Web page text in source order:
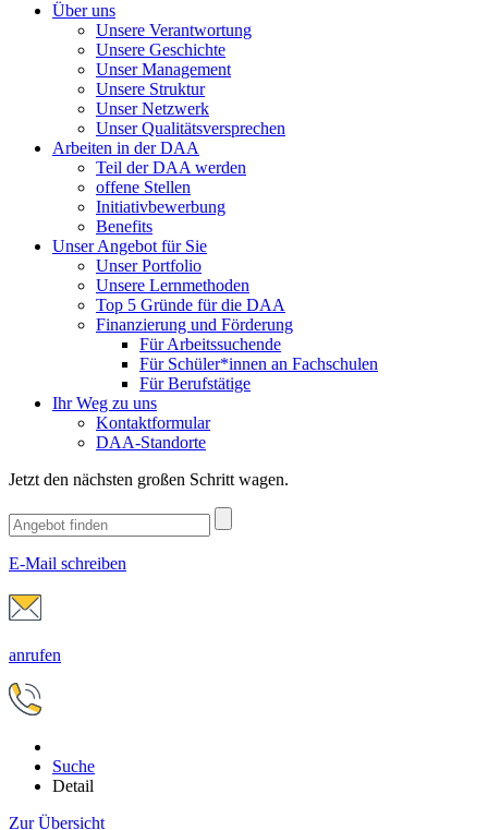
Über uns
Unsere Verantwortung
Unsere Geschichte
Unser Management
Unsere Struktur
Unser Netzwerk
Unser Qualitätsversprechen
Arbeiten in der DAA
Teil der DAA werden
offene Stellen
Initiativbewerbung
Benefits
Unser Angebot für Sie
Unser Portfolio
Unsere Lernmethoden
Top 5 Gründe für die DAA
Finanzierung und Förderung
Für Arbeitssuchende
Für Schüler*innen an Fachschulen
Für Berufstätige
Ihr Weg zu uns
Kontaktformular
DAA-Standorte
Jetzt den nächsten großen Schritt wagen.
E-Mail schreiben
anrufen
Suche
Detail
Zur Übersicht